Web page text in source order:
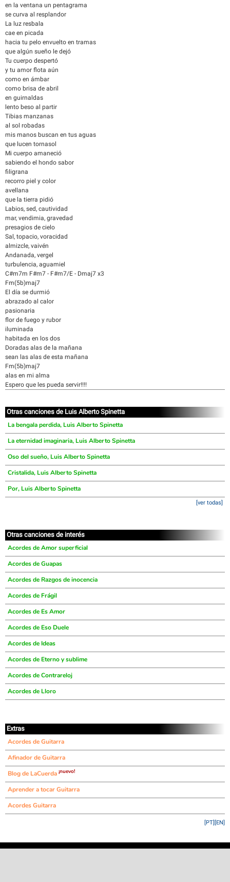
en la ventana un pentagrama
se curva al resplandor
La luz resbala
cae en picada
hacia tu pelo envuelto en tramas
que algún sueño le dejó
Tu cuerpo despertó
y tu amor flota aún
como en ámbar
como brisa de abril
en guirnaldas
lento beso al partir
Tibias manzanas
al sol robadas
mis manos buscan en tus aguas
que lucen tornasol
Mi cuerpo amaneció
sabiendo el hondo sabor
filigrana
recorro piel y color
avellana
que la tierra pidió
Labios, sed, cautividad
mar, vendimia, gravedad
presagios de cielo
Sal, topacio, voracidad
almizcle, vaivén
Andanada, vergel
turbulencia, aguamiel
C#m7m F#m7 - F#m7/E - Dmaj7 x3
Fm(5b)maj7
El día se durmió
abrazado al calor
pasionaria
flor de fuego y rubor
iluminada
habitada en los dos
Doradas alas de la mañana
sean las alas de esta mañana
Fm(5b)maj7
alas en mi alma
Espero que les pueda servir!!!!
Otras canciones de Luis Alberto Spinetta
La bengala perdida, Luis Alberto Spinetta
La eternidad imaginaria, Luis Alberto Spinetta
Oso del sueño, Luis Alberto Spinetta
Cristalida, Luis Alberto Spinetta
Por, Luis Alberto Spinetta
[ver todas]
Otras canciones de interés
Acordes de Amor superficial
Acordes de Guapas
Acordes de Razgos de inocencia
Acordes de Frágil
Acordes de Es Amor
Acordes de Eso Duele
Acordes de Ideas
Acordes de Eterno y sublime
Acordes de Contrareloj
Acordes de Lloro
Extras
Acordes de Guitarra
Afinador de Guitarra
Blog de LaCuerda ¡nuevo!
Aprender a tocar Guitarra
Acordes Guitarra
[EN]
[PT]